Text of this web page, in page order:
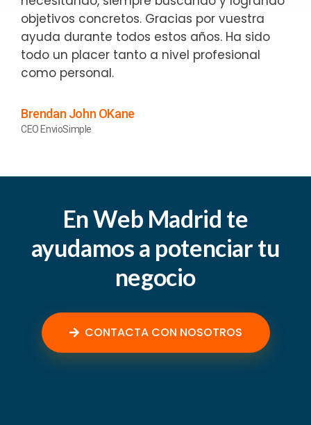
objetivos concretos. Gracias por vuestra
ayuda durante todos estos años. Ha sido
todo un placer tanto a nivel profesional
como personal.
Brendan John OKane
CEO EnvioSimple
En Web Madrid te
ayudamos a potenciar tu
negocio
CONTACTA CON NOSOTROS